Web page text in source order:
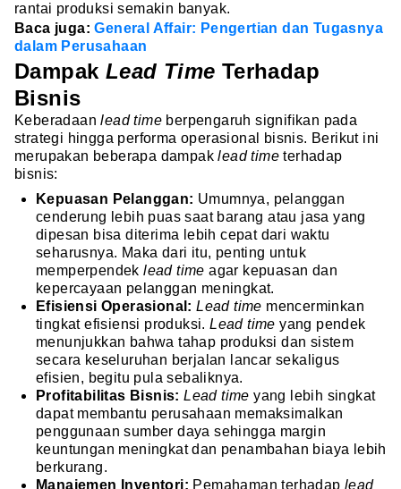
rantai produksi semakin banyak.
Baca juga:General Affair: Pengertian dan Tugasnya
dalam Perusahaan
Dampak Lead Time Terhadap
Bisnis
Keberadaanlead time berpengaruh signifikan pada
strategi hingga performa operasional bisnis. Berikut ini
merupakan beberapa dampaklead time terhadap
bisnis:
Kepuasan Pelanggan: Umumnya, pelanggan
cenderung lebih puas saat barang atau jasa yang
dipesan bisa diterima lebih cepat dari waktu
seharusnya. Maka dari itu, penting untuk
memperpendeklead time agar kepuasan dan
kepercayaan pelanggan meningkat.
Efisiensi Operasional: Lead time mencerminkan
tingkat efisiensi produksi.Lead time yang pendek
menunjukkan bahwa tahap produksi dan sistem
secara keseluruhan berjalan lancar sekaligus
efisien, begitu pula sebaliknya.
Profitabilitas Bisnis:Lead timeyang lebih singkat
dapat membantu perusahaan memaksimalkan
penggunaan sumber daya sehingga margin
keuntungan meningkat dan penambahan biaya lebih
berkurang.
Manajemen Inventori: Pemahaman terhadaplead